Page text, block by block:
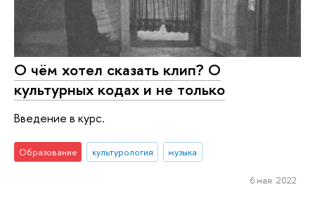
О чём хотел сказать клип? О
культурных кодах и не только
Введение в курс.
Образование культурология музыка
6 мая 2022